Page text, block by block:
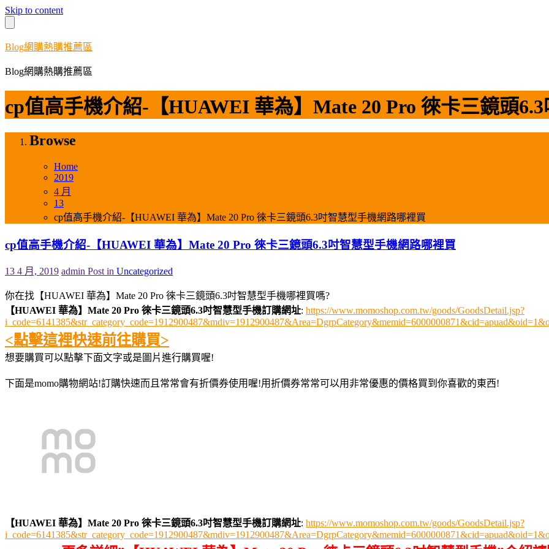
Skip to content
Blog網購熱購推薦區
Blog網購熱購推薦區
cp值高手機介紹-【HUAWEI 華為】Mate 20 Pro 徠卡三鏡頭
Browse
Home
2019
4 月
13
cp值高手機介紹-【HUAWEI 華為】Mate 20 Pro 徠卡三鏡頭6.3吋智慧型手機網路哪裡買
cp值高手機介紹-【HUAWEI 華為】Mate 20 Pro 徠卡三鏡頭6.3吋智慧型手機網路哪裡買
13 4 月, 2019 admin Post in Uncategorized
你在找【HUAWEI 華為】Mate 20 Pro 徠卡三鏡頭6.3吋智慧型手機哪裡買嗎?
【HUAWEI 華為】Mate 20 Pro 徠卡三鏡頭6.3吋智慧型手機訂購網址: https://www.momoshop.com.tw/goods/GoodsDetail.jsp?
<點擊這裡快速前往購買>
想要購買可以點擊下面文字或是圖片進行購買喔!
下面是momo購物網站!訂購快速而且常常會有折價券使用喔!用折價券常常可以用非常優惠的價格買到你喜歡的東西!
【HUAWEI 華為】Mate 20 Pro 徠卡三鏡頭6.3吋智慧型手機訂購網址: https://www.momoshop.com.tw/goods/GoodsDetail.jsp?